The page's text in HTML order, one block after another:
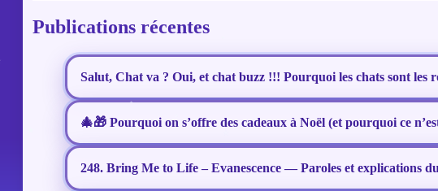
Publications récentes
Salut, Chat va ? Oui, et chat buzz !!! Pourquoi les chats sont les
🎄🎁 Pourquoi on s’offre des cadeaux à Noël (et pourquoi ce
248. Bring Me to Life – Evanescence — Paroles et explications